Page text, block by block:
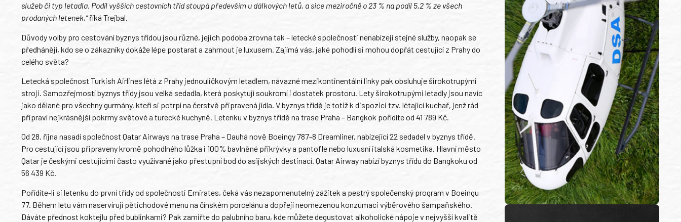
služeb či typ letadla. Podíl vyšších cestovních tříd stoupá především u dálkových letů, a sice meziročně o 23 % na podíl 5,2 % ze všech
prodaných letenek,“říká Trejbal.
Důvody volby pro cestování byznys třídou jsou různé, jejich podoba zrovna tak – letecké společnosti nenabízejí stejné služby, naopak se
předhánějí, kdo se o zákazníky dokáže lépe postarat a zahrnout je luxusem. Zajímá vás, jaké pohodlí si mohou dopřát cestující z Prahy do
celého světa?
Letecká společnost Turkish Airlines létá z Prahy jednouličkovým letadlem, návazné mezikontinentální linky pak obsluhuje širokotrupými
stroji. Samozřejmostí byznys třídy jsou velká sedadla, která poskytují soukromí i dostatek prostoru. Lety širokotrupými letadly jsou navíc
jako dělané pro všechny gurmány, kteří si potrpí na čerstvě připravená jídla. V byznys třídě je totiž k dispozici tzv. létající kuchař, jenž rád
připraví nejkrásnější pokrmy světové a turecké kuchyně. Letenku v byznys třídě na trase Praha – Bangkok pořídíte od 41 789 Kč.
Od 28. října nasadí společnost Qatar Airways na trase Praha – Dauhá nově Boeingy 787-8 Dreamliner, nabízející 22 sedadel v byznys třídě.
Pro cestující jsou připraveny kromě pohodlného lůžka i 100% bavlněné přikrývky a pantofle nebo luxusní italská kosmetika. Hlavní město
Qatar je českými cestujícími často využívané jako přestupní bod do asijských destinací. Qatar Airway nabízí byznys třídu do Bangkoku od
56 439 Kč.
Pořídíte-li si letenku do první třídy od společnosti Emirates, čeká vás nezapomenutelný zážitek a pestrý společenský program v Boeingu
77. Během letu vám naservírují pětichodové menu na čínském porcelánu a dopřejí neomezenou konzumaci výběrového šampaňského.
Dáváte přednost koktejlu před bublinkami? Pak zamiřte do palubního baru, kde můžete degustovat alkoholické nápoje v nejvyšší kvalitě